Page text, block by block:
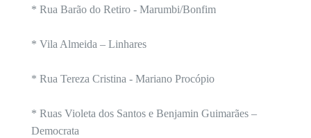
* Rua Barão do Retiro - Marumbi/Bonfim
* Vila Almeida – Linhares
* Rua Tereza Cristina - Mariano Procópio
* Ruas Violeta dos Santos e Benjamin Guimarães –
Democrata